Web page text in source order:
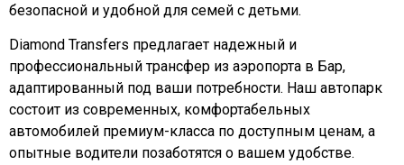
безопасной и удобной для семей с детьми.
Diamond Transfers предлагает надежный и
профессиональный трансфер из аэропорта в Бар,
адаптированный под ваши потребности. Наш автопарк
состоит из современных, комфортабельных
автомобилей премиум-класса по доступным ценам, а
опытные водители позаботятся о вашем удобстве.